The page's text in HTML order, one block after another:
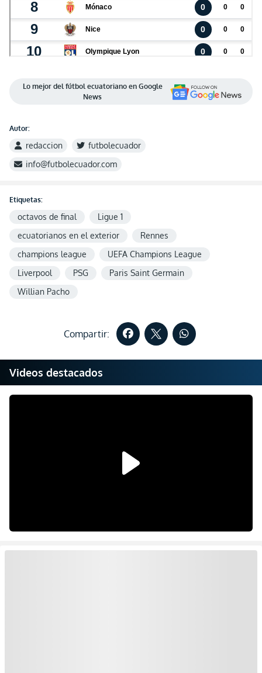
Lo mejor del fútbol ecuatoriano en Google
News
Autor:
redaccion
futbolecuador
info@futbolecuador.com
Etiquetas:
octavos de final
Ligue 1
ecuatorianos en el exterior
Rennes
champions league
UEFA Champions League
Liverpool
PSG
Paris Saint Germain
Willian Pacho
Compartir:
Videos destacados